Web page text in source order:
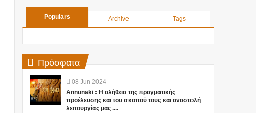
Populars Archive Tags
Πρόσφατα
08 Jun 2024
Annunaki : Η αλήθεια της πραγματικής
προέλευσης και του σκοπού τους και αναστολή
λειτουργίας μας ....